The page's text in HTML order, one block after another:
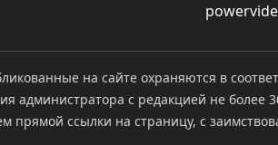
на сайте охраняются в
администратора с редакцией не более
прямой ссылки на страницу, с